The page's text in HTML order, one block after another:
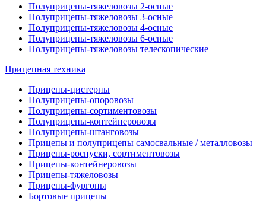
Полуприцепы-тяжеловозы 2-осные
Полуприцепы-тяжеловозы 3-осные
Полуприцепы-тяжеловозы 4-осные
Полуприцепы-тяжеловозы 6-осные
Полуприцепы-тяжеловозы телескопические
Прицепная техника
Прицепы-цистерны
Полуприцепы-опоровозы
Полуприцепы-сортиментовозы
Полуприцепы-контейнеровозы
Полуприцепы-штанговозы
Прицепы и полуприцепы самосвальные / металловозы
Прицепы-роспуски, сортиментовозы
Прицепы-контейнеровозы
Прицепы-тяжеловозы
Прицепы-фургоны
Бортовые прицепы